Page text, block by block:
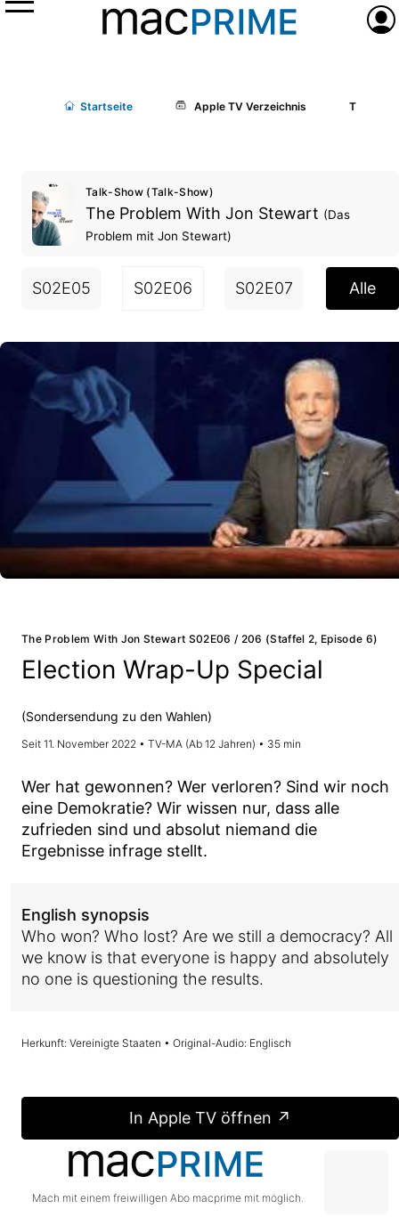
Menü
Startseite Apple TV Verzeichnis The
Talk-Show (Talk-Show)
The Problem With Jon Stewart (Das
Problem mit Jon Stewart)
S02E05 S02E06 S02E07 S02E08
Alle
The Problem With Jon Stewart S02E06 / 206 (Staffel 2, Episode 6)
Election Wrap-Up Special
(Sondersendung zu den Wahlen)
Seit 11. November 2022 • TV-MA (Ab 12 Jahren) • 35 min
Wer hat gewonnen? Wer verloren? Sind wir noch
eine Demokratie? Wir wissen nur, dass alle
zufrieden sind und absolut niemand die
Ergebnisse infrage stellt.
English synopsis
Who won? Who lost? Are we still a democracy? All
we know is that everyone is happy and absolutely
no one is questioning the results.
Herkunft: Vereinigte Staaten • Original-Audio: Englisch
In Apple TV öffnen ↗
Mach mit einem freiwilligen Abo macprime mit möglich.